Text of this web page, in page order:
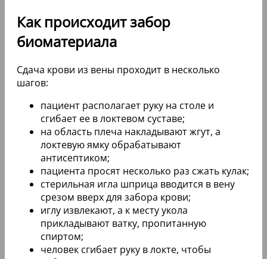
Как происходит забор
биоматериала
Сдача крови из вены проходит в несколько
шагов:
пациент располагает руку на столе и
сгибает ее в локтевом суставе;
на область плеча накладывают жгут, а
локтевую ямку обрабатывают
антисептиком;
пациента просят несколько раз сжать кулак;
стерильная игла шприца вводится в вену
срезом вверх для забора крови;
иглу извлекают, а к месту укола
прикладывают ватку, пропитанную
спиртом;
человек сгибает руку в локте, чтобы